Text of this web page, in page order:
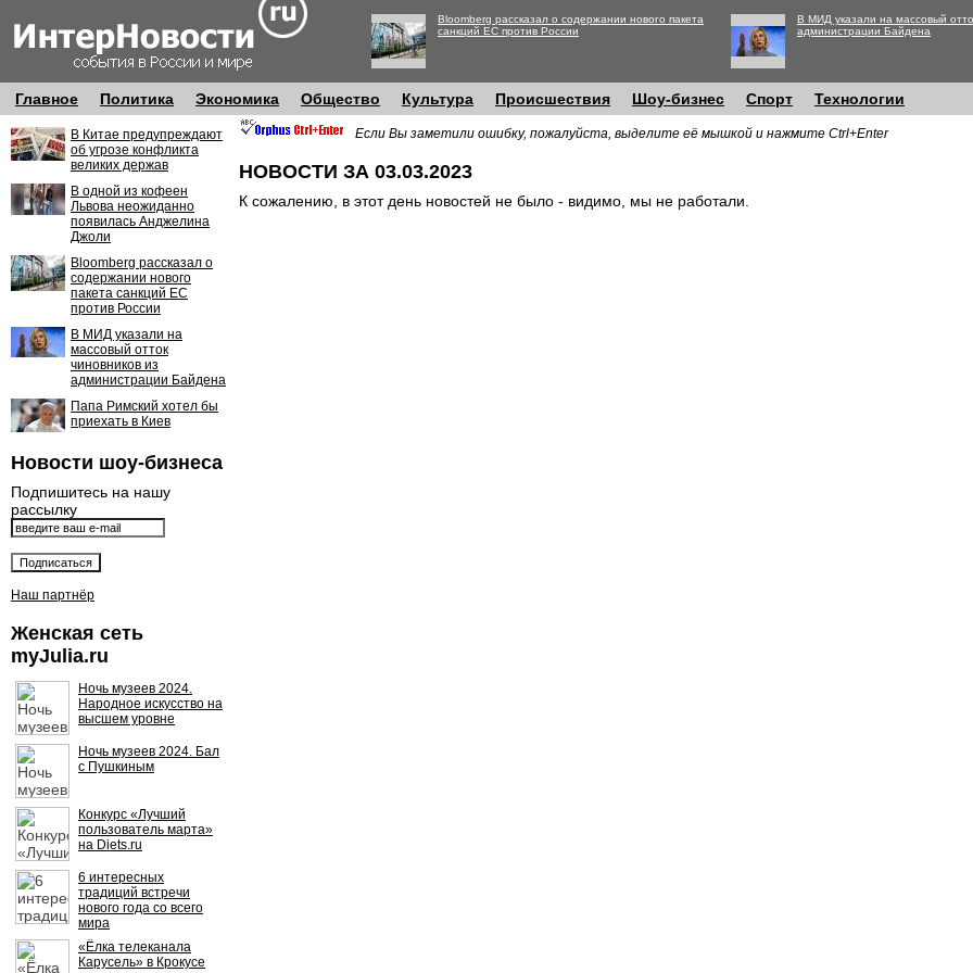
Bloomberg рассказал о содержании нового пакета
санкций ЕС против России
В МИД указали на массовый
администрации Байдена
Главное Политика Экономика Общество Культура Происшествия Шоу-бизнес Спорт Технологии
В Китае предупреждают
об угрозе конфликта
великих держав
В одной из кофеен
Львова неожиданно
появилась Анджелина
Джоли
Bloomberg рассказал о
содержании нового
пакета санкций ЕС
против России
В МИД указали на
массовый отток
чиновников из
администрации Байдена
Папа Римский хотел бы
приехать в Киев
Новости шоу-бизнеса
Подпишитесь на нашу
рассылку
Наш партнёр
Женская сеть
myJulia.ru
Ночь музеев 2024.
Народное искусство на
высшем уровне
Ночь музеев 2024. Бал
с Пушкиным
Конкурс «Лучший
пользователь марта»
на Diets.ru
6 интересных
традиций встречи
нового года со всего
мира
«Ёлка телеканала
Карусель» в Крокусе
Если Вы заметили ошибку, пожалуйста, выделите её мышкой и нажмите Ctrl+Enter
НОВОСТИ ЗА 03.03.2023
К сожалению, в этот день новостей не было - видимо, мы не работали.